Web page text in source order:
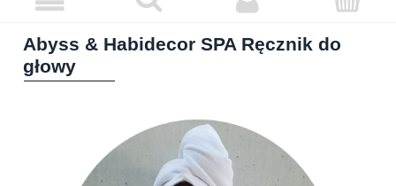
Abyss & Habidecor SPA Ręcznik do
głowy